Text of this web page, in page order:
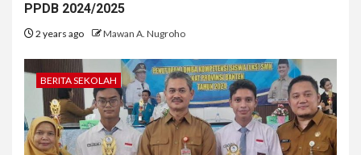
PPDB 2024/2025
2 years ago Mawan A. Nugroho
BERITA SEKOLAH